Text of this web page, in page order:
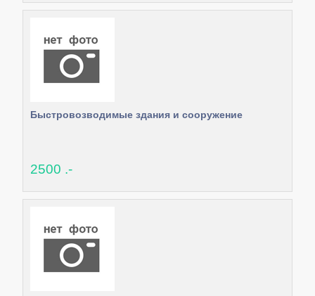
Быстровозводимые здания и сооружение
2500 .-